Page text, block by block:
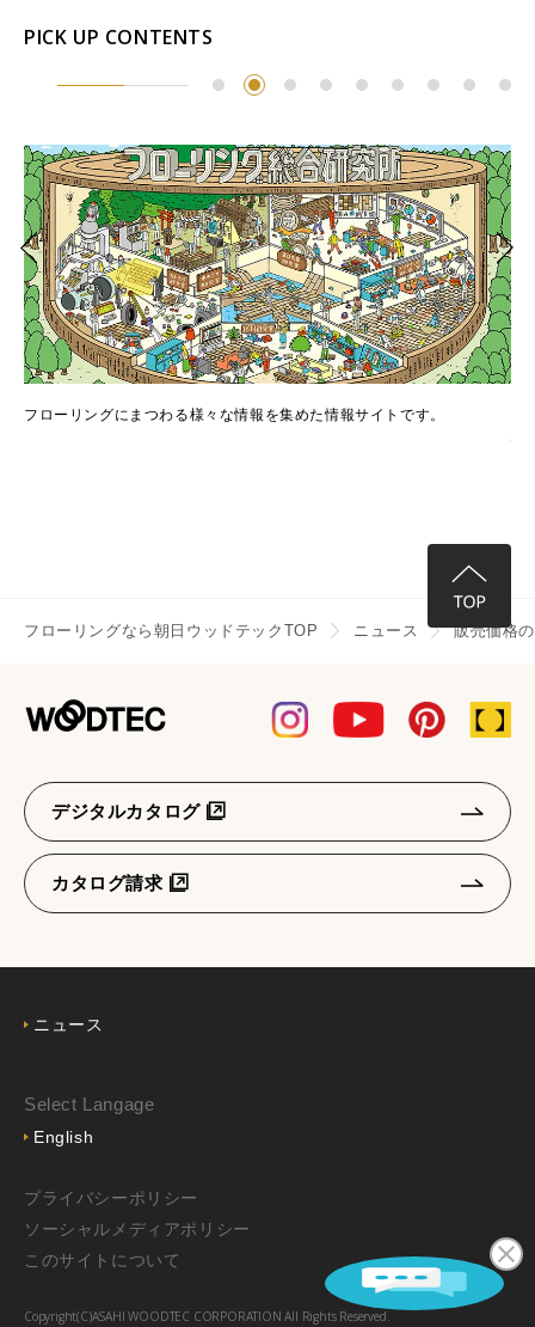
PICK UP CONTENTS
フローリングにまつわる様々な情報を集めた情報サイトです。
フローリングなら朝日ウッドテックTOP ニュース 販売価格
デジタルカタログ
カタログ請求
ニュース
Select Langage
English
プライバシーポリシー
ソーシャルメディアポリシー
このサイトについて
Copyright(C)ASAHI WOODTEC CORPORATION All Rights Reserved.